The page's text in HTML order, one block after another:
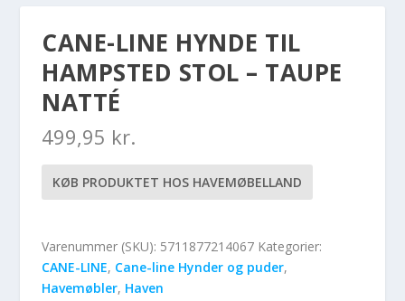
CANE-LINE HYNDE TIL
HAMPSTED STOL – TAUPE
NATTÉ
499,95 kr.
KØB PRODUKTET HOS HAVEMØBELLAND
Varenummer (SKU): 5711877214067 Kategorier:
CANE-LINE, Cane-line Hynder og puder,
Havemøbler, Haven